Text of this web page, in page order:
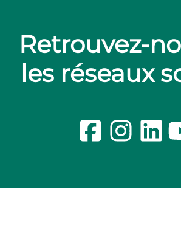
Retrouvez-
les réseaux